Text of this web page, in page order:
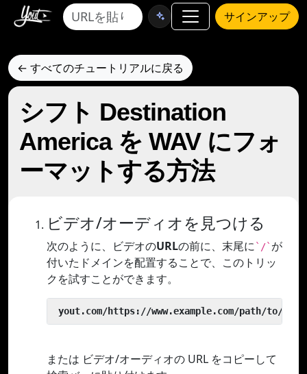
サインアップ
← すべてのチュートリアルに戻る
シフト Destination
America を WAV にフォ
ーマットする方法
ビデオ/オーディオを見つける
次のように、ビデオのURLの前に、末尾に `/` が
付いたドメインを配置することで、このトリッ
クを試すことができます。
yout.com/https://www.example.com/path/to/
または ビデオ/オーディオの URL をコピーして